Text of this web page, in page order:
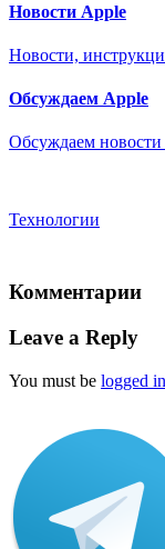
Новости Apple
Новости,
Обсуждаем Apple
Обсуждаем
Технологии
Комментарии
Leave a Reply
You must be logged in